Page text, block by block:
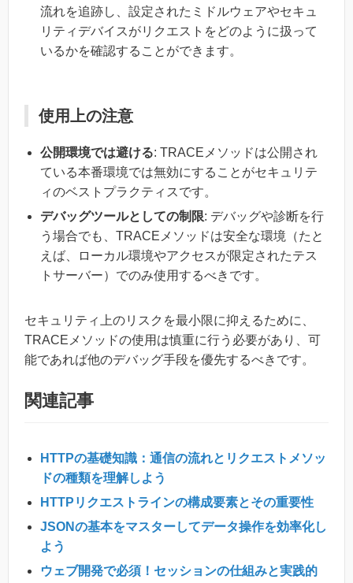
流れを追跡し、設定されたミドルウェアやセキュ
リティデバイスがリクエストをどのように扱って
いるかを確認することができます。
使用上の注意
公開環境では避ける: TRACEメソッドは公開され
ている本番環境では無効にすることがセキュリテ
ィのベストプラクティスです。
デバッグツールとしての制限: デバッグや診断を行
う場合でも、TRACEメソッドは安全な環境（たと
えば、ローカル環境やアクセスが限定されたテス
トサーバー）でのみ使用するべきです。
セキュリティ上のリスクを最小限に抑えるために、
TRACEメソッドの使用は慎重に行う必要があり、可
能であれば他のデバッグ手段を優先するべきです。
関連記事
HTTPの基礎知識：通信の流れとリクエストメソッ
ドの種類を理解しよう
HTTPリクエストラインの構成要素とその重要性
JSONの基本をマスターしてデータ操作を効率化し
よう
ウェブ開発で必須！セッションの仕組みと実践的